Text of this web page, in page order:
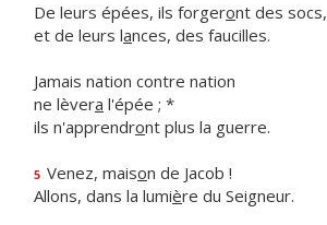
De leurs épées, ils forgeront des socs,
et de leurs lances, des faucilles.
Jamais nation contre nation
ne lèvera l'épée ; *
ils n'apprendront plus la guerre.
5 Venez, maison de Jacob !
Allons, dans la lumière du Seigneur.